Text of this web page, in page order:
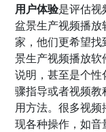
用户体验是评估视
盆景生产视频播
家，他们更希望
景生产视频播放
说明，甚至是个
骤指导或者视频
用方法。很多视
现各种操作，如